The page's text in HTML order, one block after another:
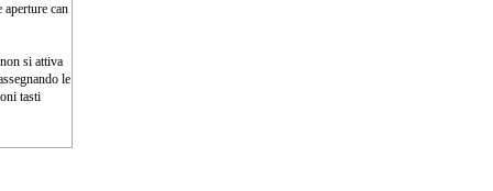
can
si attiva
le
tasti